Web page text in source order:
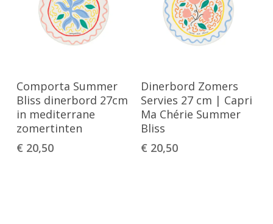
Geen producten in de winkelwagen.
Toevoegen Aan
Winkelwagen
Comporta Summer
Bliss dinerbord 27cm
in mediterrane
zomertinten
€ 20,50
Toevoegen Aan
Winkelwagen
Dinerbord Zomers
Servies 27 cm | Capri
Ma Chérie Summer
Bliss
€ 20,50